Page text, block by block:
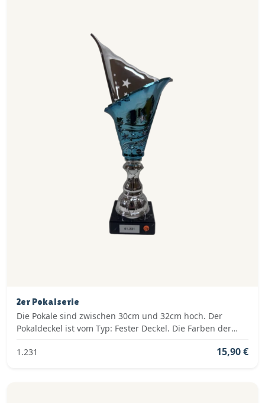
2er Pokalserie
Die Pokale sind zwischen 30cm und 32cm hoch. Der
Pokaldeckel ist vom Typ: Fester Deckel. Die Farben der
1.231
15,90 €